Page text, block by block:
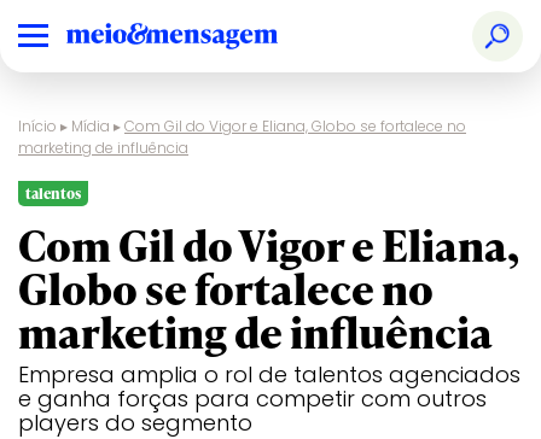
Início ▸ Mídia ▸Com Gil do Vigor e Eliana, Globo se fortalece no
marketing de influência
talentos
Com Gil do Vigor e Eliana,
Globo se fortalece no
marketing de influência
Empresa amplia o rol de talentos agenciados
e ganha forças para competir com outros
players do segmento